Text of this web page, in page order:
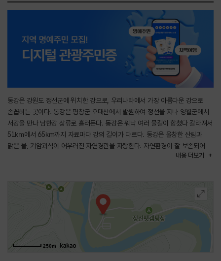
동강은 강원도 정선군에 위치한 강으로, 우리나라에서 가장 아름다운 강으로
손꼽히는 곳이다. 동강은 평창군 오대산에서 발원하여 정선을 지나 영월군에서
서강을 만나 남한강 상류로 흘러든다. 동강은 워낙 여러 물길이 합쳤다 갈라져서
51㎞에서 65㎞까지 자료마다 강의 길이가 다르다. 동강은 울창한 산림과
맑은 물, 기암괴석이 어우러진 자연경관을 자랑한다. 자연환경이 잘 보존되어
있어 생태계의 보고로도 알려져 있으며 수달, 어름치, 쉬리 등 다양한 멸종
동강은 래프팅, 카약, 수영, 하이킹, 트레킹 등 다양한 레포츠를 즐길 수 있는
곳이다. 특히, 동강의 상류인 조양강에서 출발하는 동강래프팅은 우리나라에서
가장 인기 있는 래프팅 코스 중 하나이다. 동강 주변에는 휴식과 레저를 즐길 수
있는 시설이 풍부하다. 강변에는 피크닉을 즐기거나 바비큐를 할 수 있는 공원이
있으며, 강가를 따라 산책을 즐길 수도 있다. 주변에 숙박시설과 레스토랑도
많아 동강의 레저스포츠를 즐긴 후 편안한 휴식을 취하며 맛집을 방문할 수
내용 더보기
250m